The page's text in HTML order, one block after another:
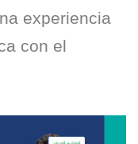
experiencia
con el